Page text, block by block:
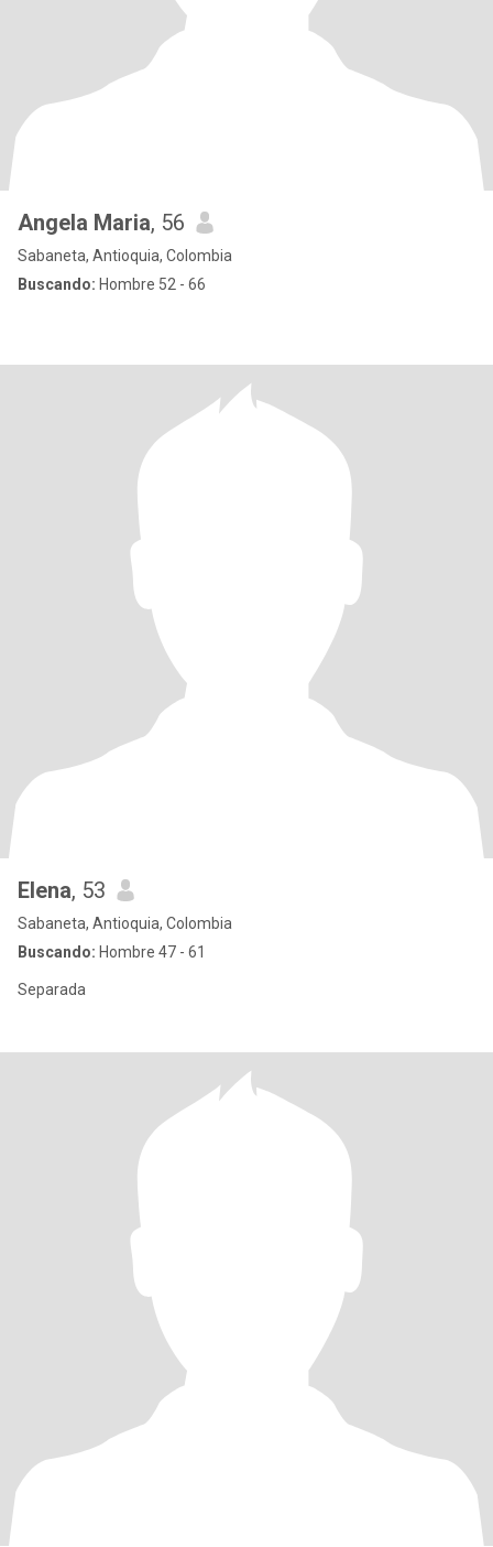
Angela Maria, 56
Sabaneta, Antioquia, Colombia
Buscando: Hombre 52 - 66
Elena, 53
Sabaneta, Antioquia, Colombia
Buscando: Hombre 47 - 61
Separada